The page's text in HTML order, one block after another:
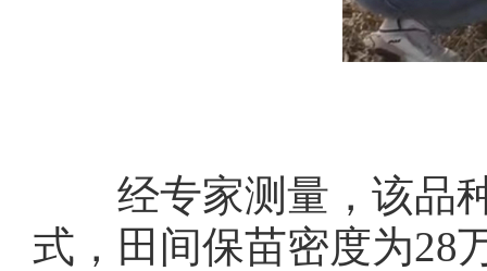
经专家测量，该品种
式，田间保苗密度为28